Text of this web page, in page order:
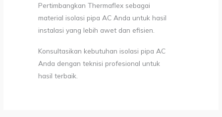
Pertimbangkan Thermaflex sebagai
material isolasi pipa AC Anda untuk hasil
instalasi yang lebih awet dan efisien.
Konsultasikan kebutuhan isolasi pipa AC
Anda dengan teknisi profesional untuk
hasil terbaik.